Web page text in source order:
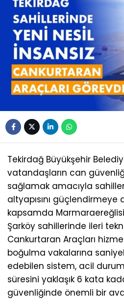
Tekirdağ Büyükşehir
vatandaşların can
sağlamak amacıyla
altyapısını güçlendirmeye
kapsamda
Şarköy sahillerinde ileri
Cankurtaran Araçları
boğulma vakalarına
edebilen sistem, acil
süresini yaklaşık 6 kata
güvenliğinde önemli bir